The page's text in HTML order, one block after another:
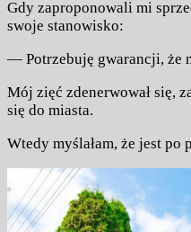
Gdy zaproponowali mi
swoje stanowisko:
— Potrzebuję gwarancji, że
Mój zięć zdenerwował się,
się do miasta.
Wtedy myślałam, że jest po